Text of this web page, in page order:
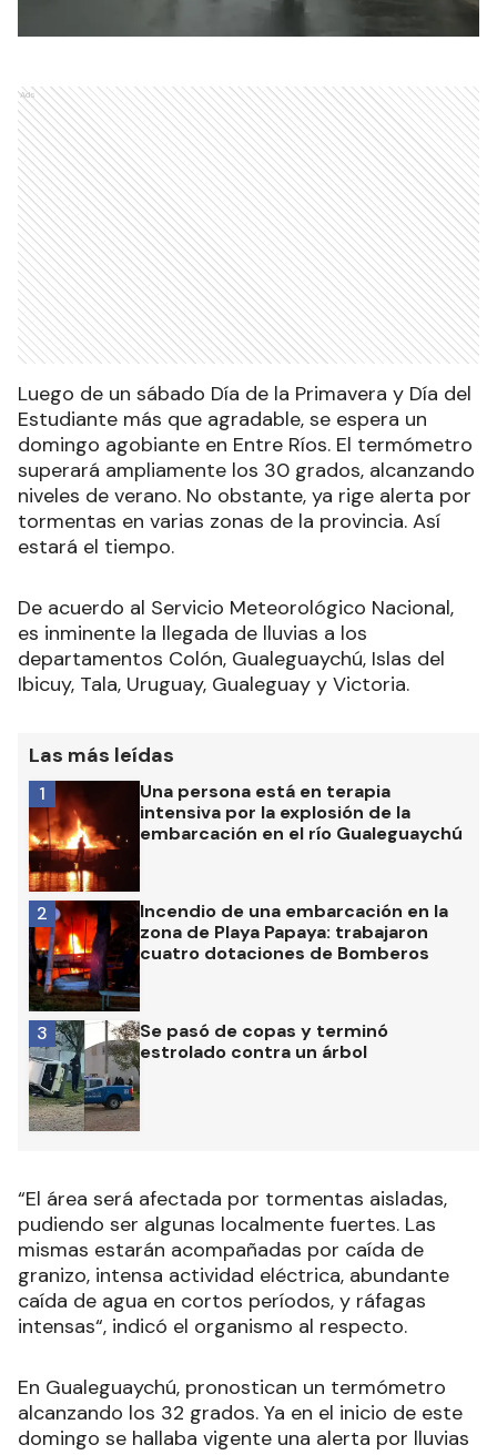
Ads
Luego de un sábado Día de la Primavera y Día del
Estudiante más que agradable, se espera un
domingo agobiante en Entre Ríos. El termómetro
superará ampliamente los 30 grados, alcanzando
niveles de verano. No obstante, ya rige alerta por
tormentas en varias zonas de la provincia. Así
estará el tiempo.
De acuerdo al Servicio Meteorológico Nacional,
es inminente la llegada de lluvias a los
departamentos Colón, Gualeguaychú, Islas del
Ibicuy, Tala, Uruguay, Gualeguay y Victoria.
Las más leídas
Una persona está en terapia
intensiva por la explosión de la
embarcación en el río Gualeguaychú
1
Incendio de una embarcación en la
zona de Playa Papaya: trabajaron
cuatro dotaciones de Bomberos
2
Se pasó de copas y terminó
estrolado contra un árbol
3
“El área será afectada por tormentas aisladas,
pudiendo ser algunas localmente fuertes. Las
mismas estarán acompañadas por caída de
granizo, intensa actividad eléctrica, abundante
caída de agua en cortos períodos, y ráfagas
intensas“, indicó el organismo al respecto.
En Gualeguaychú, pronostican un termómetro
alcanzando los 32 grados. Ya en el inicio de este
domingo se hallaba vigente una alerta por lluvias